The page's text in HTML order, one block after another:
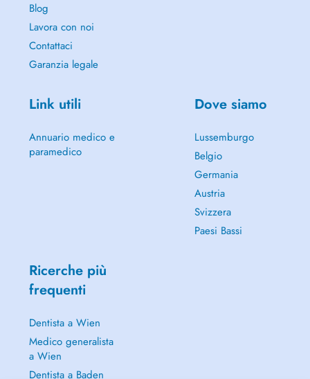
Blog
Lavora con noi
Contattaci
Garanzia legale
Link utili
Annuario medico e
paramedico
Dove siamo
Lussemburgo
Belgio
Germania
Austria
Svizzera
Paesi Bassi
Ricerche più
frequenti
Dentista a Wien
Medico generalista
a Wien
Dentista a Baden